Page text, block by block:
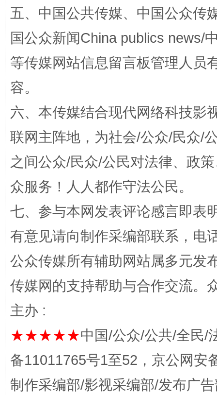
东山县通报“牛蛙产品抗生素超标问题”
千年窑火 生生不息 一
五、中国公共传媒、中国公众传
国公众新闻China publics news/
等传媒网站信息留言板管理人员
容。
六、本传媒结合现代网络科技影
联网主阵地，为社会/公众/民众/
之间公众/民众/公民对法律、政
众服务！人人都作守法公民。
七、参与本网发表评论感言即表
有意见请向制作采编部联系，电
公众传媒所有辅助网站属多元发
传媒网的支持帮助与合作交流。
主办 :
★★★★★中国/公众/公共/全民/
备11011765号1至52，京公网安
制作采编部/影视采编部/发布广